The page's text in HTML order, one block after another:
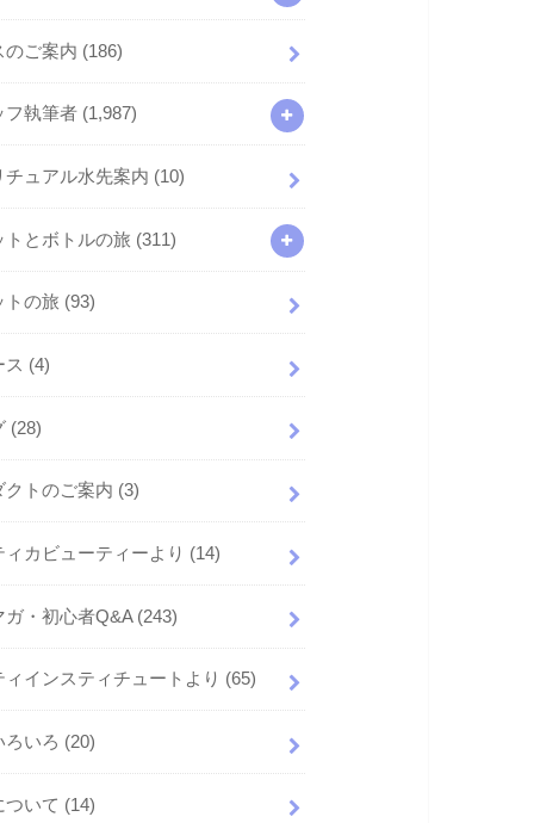
のご案内 (186)
フ執筆者 (1,987)
チュアル水先案内 (10)
トとボトルの旅 (311)
トの旅 (93)
ス (4)
(28)
クトのご案内 (3)
ィカビューティーより (14)
ガ・初心者Q&A (243)
ィインスティチュートより (65)
ろいろ (20)
ついて (14)